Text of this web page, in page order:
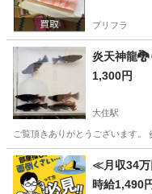
プリフラ
炎天神龍
1,300円
大住駅
ご覧頂きありがとうございます
京都 京田辺市 大住駅
≪月収34万
時給1,490